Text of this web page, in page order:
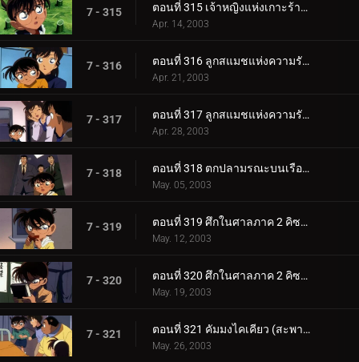
7 - 315 ตอนที่ 315 เจ้าหญิงแห่งเกาะร้างกับปราสาทมังกร (ภาคปิดคดี)
Apr. 14, 2003
7 - 316 ตอนที่ 316 ลูกสแมชแห่งความรักและการตัดสินใจ (ตอนแรก)
Apr. 21, 2003
7 - 317 ตอนที่ 317 ลูกสแมชแห่งความรักและการตัดสินใจ (ตอนจบ)
Apr. 28, 2003
7 - 318 ตอนที่ 318 ตกปลามรณะบนเรือยาคาตะ
May. 05, 2003
7 - 319 ตอนที่ 319 ศึกในศาลภาค 2 คิซากิ ปะทะ คุโจ (ตอนแรก)
May. 12, 2003
7 - 320 ตอนที่ 320 ศึกในศาลภาค 2 คิซากิ ปะทะ คุโจ (ตอนจบ)
May. 19, 2003
7 - 321 ตอนที่ 321 คัมมงไคเคียว (สะพานข้ามทะเล) แห่งมิตรภาพกับจิตสังหาร (ตอนแรก) ยอดนักสืบจิ๋วโคนัน เดอะซ_.
May. 26, 2003